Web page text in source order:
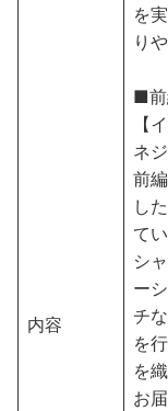
内容
を
り
■前
【
ネ
前
し
て
シ
ー
チ
を
を
お